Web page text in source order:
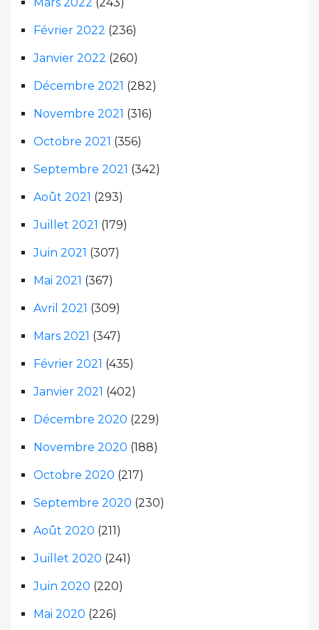
Février 2022 (236)
Janvier 2022 (260)
Décembre 2021 (282)
Novembre 2021 (316)
Octobre 2021 (356)
Septembre 2021 (342)
Août 2021 (293)
Juillet 2021 (179)
Juin 2021 (307)
Mai 2021 (367)
Avril 2021 (309)
Mars 2021 (347)
Février 2021 (435)
Janvier 2021 (402)
Décembre 2020 (229)
Novembre 2020 (188)
Octobre 2020 (217)
Septembre 2020 (230)
Août 2020 (211)
Juillet 2020 (241)
Juin 2020 (220)
Mai 2020 (226)